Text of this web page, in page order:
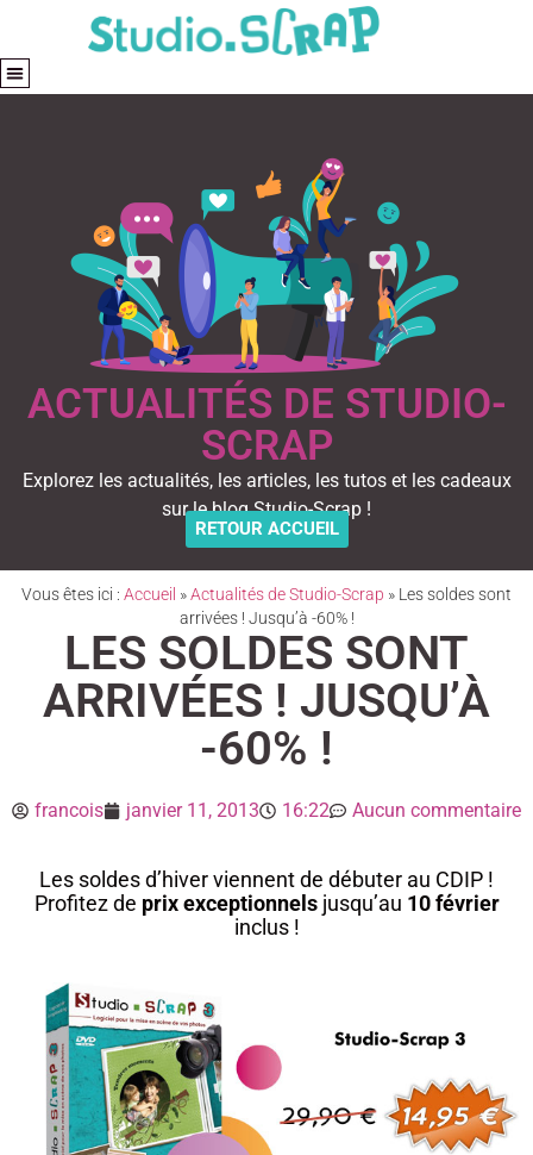
ACTUALITÉS DE STUDIO-
SCRAP
Explorez les actualités, les articles, les tutos et les cadeaux
sur le blog Studio-Scrap !
RETOUR ACCUEIL
Vous êtes ici : Accueil »Actualités de Studio-Scrap » Les soldes sont
arrivées ! Jusqu’à -60% !
LES SOLDES SONT
ARRIVÉES ! JUSQU’À
-60% !
francois janvier 11, 2013 16:22 Aucun commentaire
Les soldes d’hiver viennent de débuter au CDIP !
Profitez de prix exceptionnelsjusqu’au 10 février
inclus !